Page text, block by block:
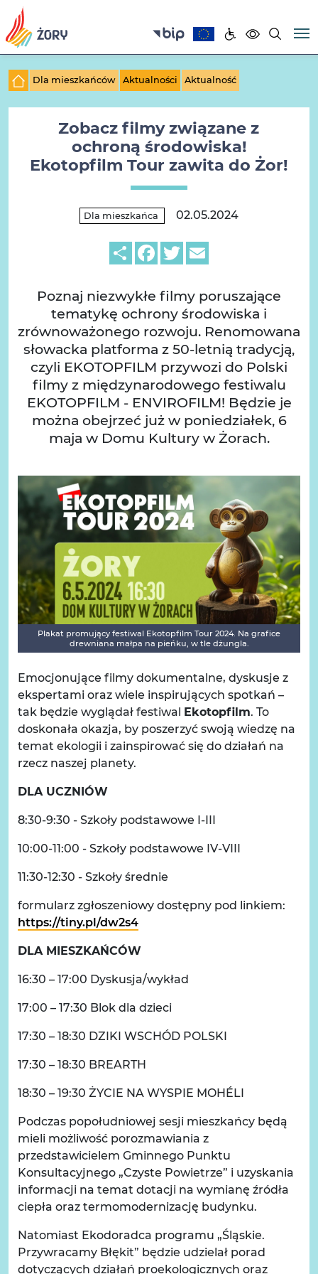
Dla mieszkańców Aktualności Aktualność
Zobacz filmy związane z
ochroną środowiska!
Ekotopfilm Tour zawita do Żor!
Dla mieszkańca 02.05.2024
ShareFacebook
Twitter
Poznaj niezwykłe filmy poruszające
tematykę ochrony środowiska i
zrównoważonego rozwoju. Renomowana
słowacka platforma z 50-letnią tradycją,
czyli EKOTOPFILM przywozi do Polski
filmy z międzynarodowego festiwalu
EKOTOPFILM - ENVIROFILM! Będzie je
można obejrzeć już w poniedziałek, 6
maja w Domu Kultury w Żorach.
Plakat promujący festiwal Ekotopfilm Tour 2024. Na grafice
drewniana małpa na pieńku, w tle dżungla.
Emocjonujące filmy dokumentalne, dyskusje z
ekspertami oraz wiele inspirujących spotkań –
tak będzie wyglądał festiwal Ekotopfilm. To
doskonała okazja, by poszerzyć swoją wiedzę na
temat ekologii i zainspirować się do działań na
rzecz naszej planety.
DLA UCZNIÓW
8:30-9:30 - Szkoły podstawowe I-III
10:00-11:00 - Szkoły podstawowe IV-VIII
11:30-12:30 - Szkoły średnie
formularz zgłoszeniowy dostępny pod linkiem:
https://tiny.pl/dw2s4
DLA MIESZKAŃCÓW
16:30 – 17:00 Dyskusja/wykład
17:00 – 17:30 Blok dla dzieci
17:30 – 18:30 DZIKI WSCHÓD POLSKI
17:30 – 18:30 BREARTH
18:30 – 19:30 ŻYCIE NA WYSPIE MOHÉLI
Podczas popołudniowej sesji mieszkańcy będą
mieli możliwość porozmawiania z
przedstawicielem Gminnego Punktu
Konsultacyjnego „Czyste Powietrze” i uzyskania
informacji na temat dotacji na wymianę źródła
ciepła oraz termomodernizację budynku.
Natomiast Ekodoradca programu „Śląskie.
Przywracamy Błękit” będzie udzielał porad
dotyczących działań proekologicznych oraz